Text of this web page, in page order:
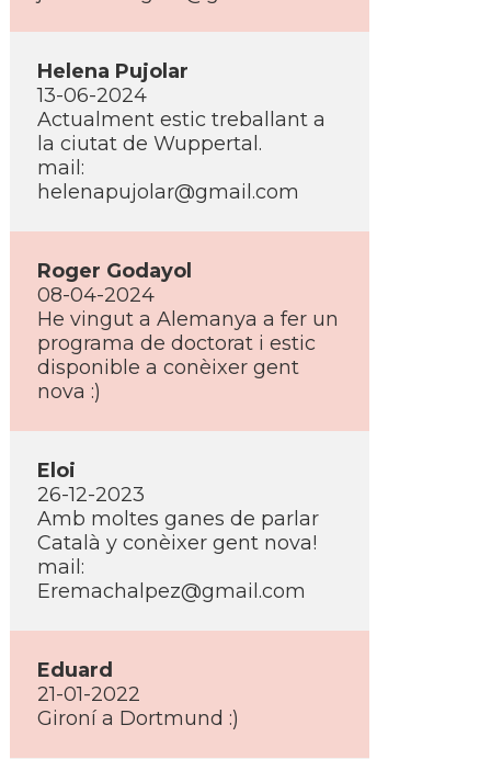
Helena Pujolar
13-06-2024
Actualment estic treballant a
la ciutat de Wuppertal.
mail:
helenapujolar@gmail.com
Roger Godayol
08-04-2024
He vingut a Alemanya a fer un
programa de doctorat i estic
disponible a conèixer gent
nova :)
Eloi
26-12-2023
Amb moltes ganes de parlar
Català y conèixer gent nova!
mail:
Eremachalpez@gmail.com
Eduard
21-01-2022
Gironí­ a Dortmund :)